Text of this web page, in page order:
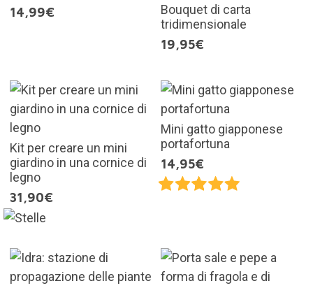
14,99€
Bouquet di carta
tridimensionale
19,95€
Kit per creare un mini
giardino in una cornice di
legno
31,90€
Mini gatto giapponese
portafortuna
14,95€